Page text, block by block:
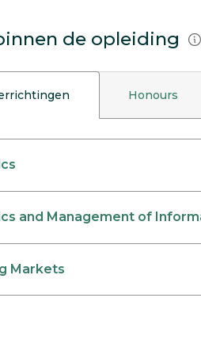
de opleiding
Honours
and Management of
Markets